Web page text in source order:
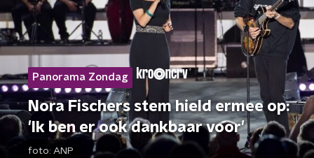
Panorama Zondag
Nora Fischers stem hield ermee op:
'Ik ben er ook dankbaar voor'
foto: ANP